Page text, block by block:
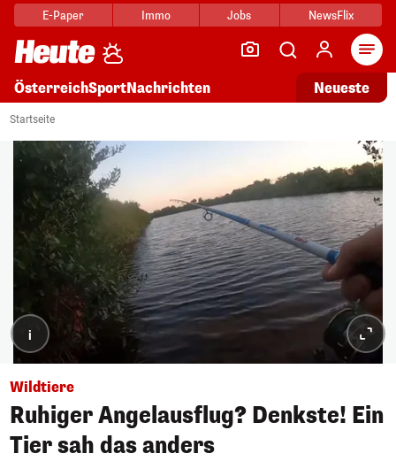
E-Paper Immo Jobs NewsFlix
ÖsterreichSportNachrichten Neueste
Startseite
i
Wildtiere
Ruhiger Angelausflug? Denkste! Ein
Tier sah das anders